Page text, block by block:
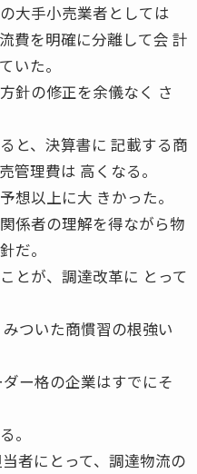
大手小売業者としては
費を明確に分離して会 計
いた。
針の修正を余儀なく さ
と、決算書に 記載する商
管理費は 高くなる。
想以上に大 きかった。
係者の理解を得ながら物
だ。
とが、調達改革に とって
ついた商慣習の根強い
ー格の企業はすでにそ
。
者にとって、調達物流の